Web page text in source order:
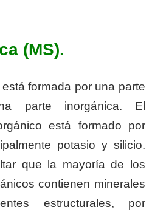
(MS).
formada por una parte
parte inorgánica. El
está formado por
potasio y silicio.
que la mayoría de los
contienen minerales
estructurales, por